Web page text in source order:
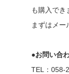
も購入でき
まずはメー
●お問い合
TEL：058-